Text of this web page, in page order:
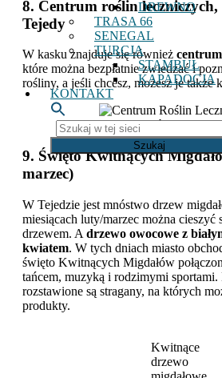
DREWNO
TRASA 66
SENEGAL
TURCJA
STAMBUŁ
KAPADOCJA
KONTAKT
Szukaj
w
tej
sieci
8. Centrum roślin
Tejedy
W kasku znajduje się również
które można bezpłatnie zwiedzać i
rośliny, a jeśli chcesz, możesz je także
Centrum roślin
9. Święto Kwitnących
marzec)
W Tejedzie jest mnóstwo drzew
miesiącach luty/marzec można cieszyć
drzewem. A drzewo owocowe z
kwiatem. W tych dniach miasto
święto Kwitnących Migdałów
tańcem, muzyką i rodzimymi
rozstawione są stragany, na których
produkty.
Kwitnące
drzewo